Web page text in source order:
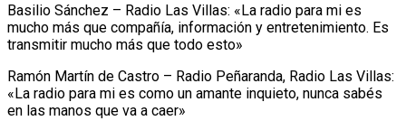
Basilio Sánchez – Radio Las Villas: «La radio para mi es
mucho más que compañía, información y entretenimiento. Es
transmitir mucho más que todo esto»
Ramón Martín de Castro – Radio Peñaranda, Radio Las Villas:
«La radio para mi es como un amante inquieto, nunca sabés
en las manos que va a caer»